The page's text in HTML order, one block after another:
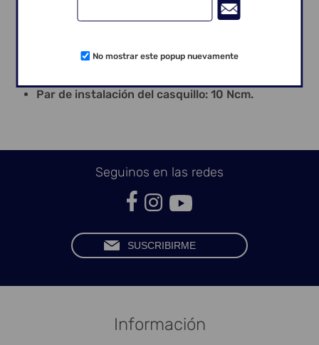
Casquillo/Tornillo del Transfer de Moldeador
Cerrado: Llave Fricción n.º3;
Par de instalación del casquillo: 10 Ncm.
Seguinos en las redes
Información
No mostrar este popup nuevamente